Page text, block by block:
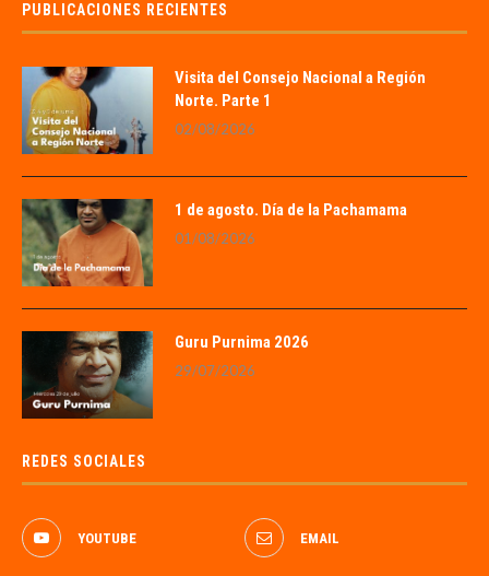
PUBLICACIONES RECIENTES
Visita del Consejo Nacional a Región
Norte. Parte 1
02/08/2026
1 de agosto. Día de la Pachamama
01/08/2026
Guru Purnima 2026
29/07/2026
REDES SOCIALES
YOUTUBE EMAIL